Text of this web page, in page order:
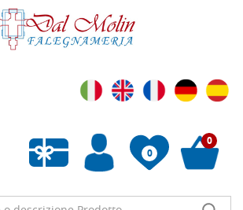
0
Liste de souhaits vide
0